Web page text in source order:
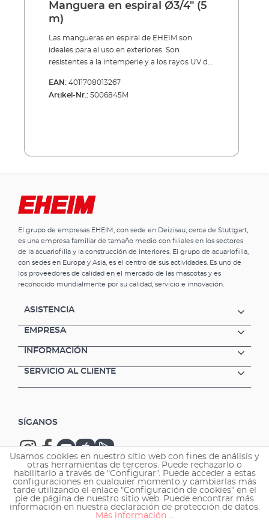
Manguera en espiral Ø3/4" (5
m)
Las mangueras en espiral de EHEIM son
ideales para el uso en exteriores. Son
resistentes a la intemperie y a los rayos UV del
estanque de jardín. Las mangueras en espiral
resistentes a los golpes de EHEIM están
EAN: 4011708013267
Artikel-Nr.: 5006845M
El grupo de empresas EHEIM, con sede en Deizisau, cerca de Stuttgart,
es una empresa familiar de tamaño medio con filiales en los sectores
de la acuariofilia y la construcción de interiores. El grupo de acuariofilia,
con sedes en Europa y Asia, es el centro de sus actividades. Es uno de
los proveedores de calidad en el mercado de las mascotas y es
reconocido mundialmente por su calidad, servicio e innovación.
ASISTENCIA
EMPRESA
INFORMACIÓN
SERVICIO AL CLIENTE
SÍGANOS
Copyright © 2026 EHEIM GmbH & Co. KG.
Usamos cookies en nuestro sitio web con fines de análisis y
otras herramientas de terceros. Puede rechazarlo o
habilitarlo a través de "Configurar". Puede acceder a estas
configuraciones en cualquier momento y cambiarlas más
tarde utilizando el enlace "Configuración de cookies" en el
pie de página de nuestro sitio web. Puede encontrar más
información en nuestra declaración de protección de datos.
Más información ...